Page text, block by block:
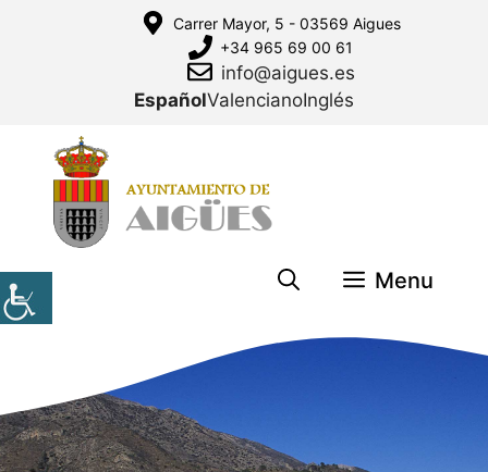
Carrer Mayor, 5 - 03569 Aigues
+34 965 69 00 61
info@aigues.es
EspañolValencianoInglés
Menu